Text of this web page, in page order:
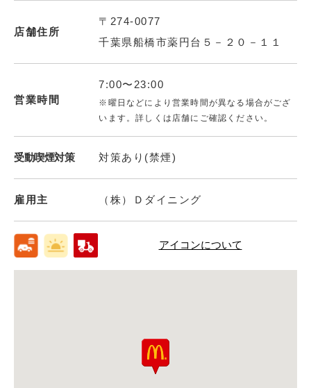
店舗住所
〒274-0077
千葉県船橋市薬円台５－２０－１１
営業時間
7:00〜23:00
※曜日などにより営業時間が異なる場合がござ
います。詳しくは店舗にご確認ください。
受動喫煙対策 対策あり(禁煙)
雇用主 （株）Ｄダイニング
アイコンについて